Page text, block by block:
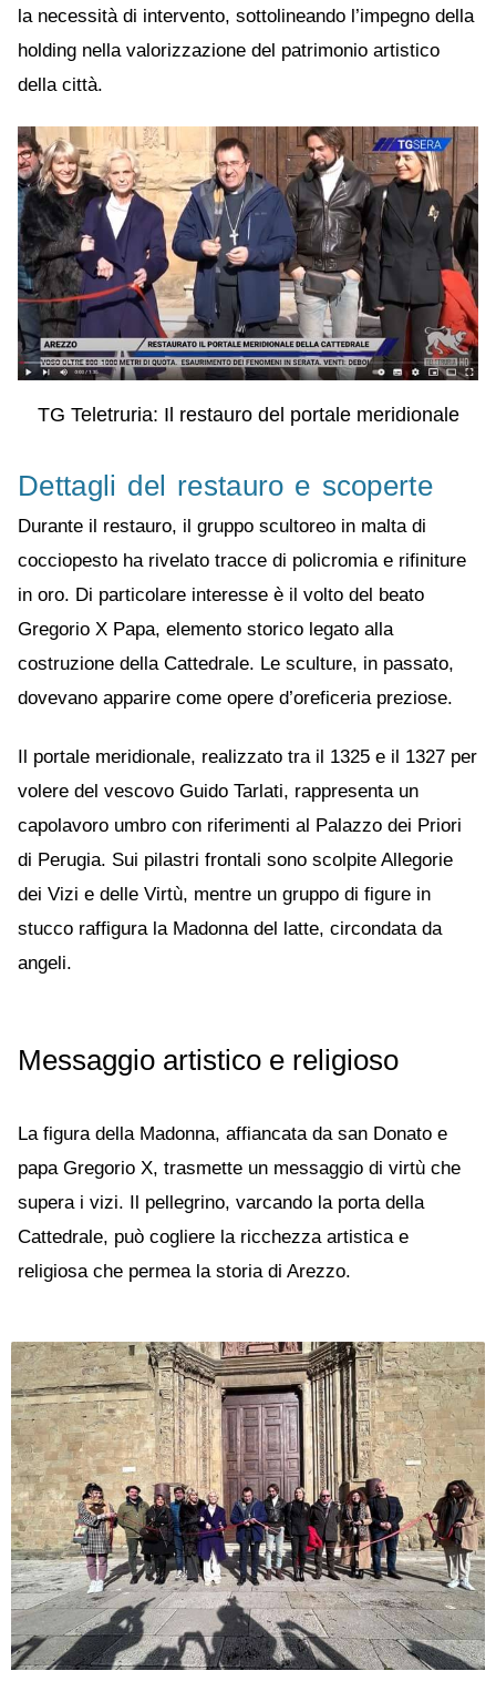
la necessità di intervento, sottolineando l’impegno della
holding nella valorizzazione del patrimonio artistico
della città.
TG Teletruria: Il restauro del portale meridionale
Dettagli del restauro e scoperte
Durante il restauro, il gruppo scultoreo in malta di
cocciopesto ha rivelato tracce di policromia e rifiniture
in oro. Di particolare interesse è il volto del beato
Gregorio X Papa, elemento storico legato alla
costruzione della Cattedrale. Le sculture, in passato,
dovevano apparire come opere d’oreficeria preziose.
Il portale meridionale, realizzato tra il 1325 e il 1327 per
volere del vescovo Guido Tarlati, rappresenta un
capolavoro umbro con riferimenti al Palazzo dei Priori
di Perugia. Sui pilastri frontali sono scolpite Allegorie
dei Vizi e delle Virtù, mentre un gruppo di figure in
stucco raffigura la Madonna del latte, circondata da
angeli.
Messaggio artistico e religioso
La figura della Madonna, affiancata da san Donato e
papa Gregorio X, trasmette un messaggio di virtù che
supera i vizi. Il pellegrino, varcando la porta della
Cattedrale, può cogliere la ricchezza artistica e
religiosa che permea la storia di Arezzo.